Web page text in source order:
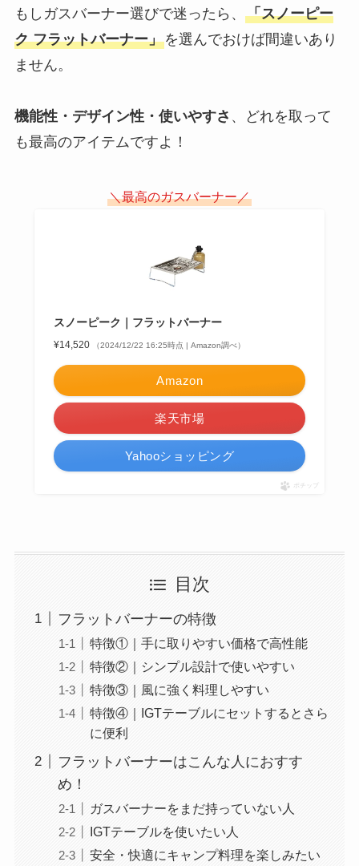
もしガスバーナー選びで迷ったら、 「スノーピー
ク フラットバーナー」を選んでおけば間違いあり
ません。
機能性・デザイン性・使いやすさ 、どれを取って
も最高のアイテムですよ！
＼最高のガスバーナー／
スノーピーク｜フラットバーナー
¥14,520 （2024/12/22 16:25時点 | Amazon調べ）
Amazon
楽天市場
Yahooショッピング
ポチップ
目次
フラットバーナーの特徴
特徴①｜手に取りやすい価格で高性能
特徴②｜シンプル設計で使いやすい
特徴③｜風に強く料理しやすい
特徴④｜IGTテーブルにセットするとさら
に便利
フラットバーナーはこんな人におすす
め！
ガスバーナーをまだ持っていない人
IGTテーブルを使いたい人
安全・快適にキャンプ料理を楽しみたい